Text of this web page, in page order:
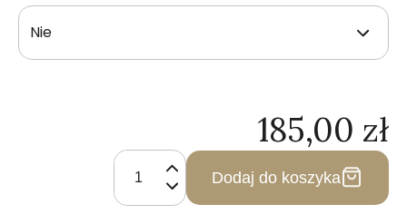
ilość
Lustro
Owalne
Bez
Dodaj do koszyka
185,00 zł